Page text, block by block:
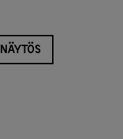
NÄYTÖS